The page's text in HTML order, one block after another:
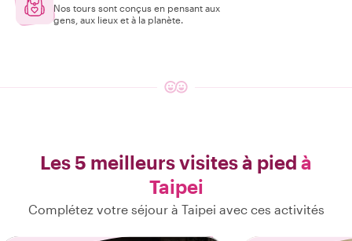
Nos tours sont conçus en pensant aux
gens, aux lieux et à la planète.
Les 5 meilleurs visites à pied à
Taipei
Complétez votre séjour à Taipei avec ces activités